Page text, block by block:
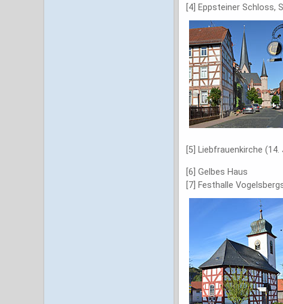
[4] Eppsteiner Schloss,
[5] Liebfrauenkirche
[6] Gelbes Haus
[7] Festhalle